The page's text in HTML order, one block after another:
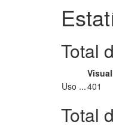
Total
Uso ...401
Total